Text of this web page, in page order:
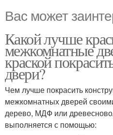
Вас может
Какой лучше
межкомнатные
краской
двери?
Чем лучше покрасить
межкомнатных дверей
дерево, МДФ или
выполняется с помощью: